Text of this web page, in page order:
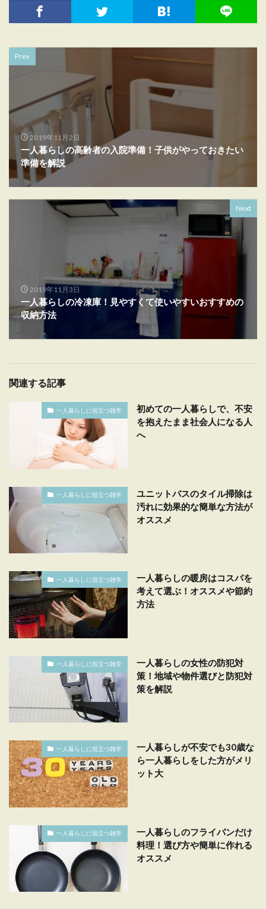
Prev
2019年11月2日
一人暮らしの高齢者の入院準備！子供がやっておきたい
準備を解説
Next
2019年11月3日
一人暮らしの冷凍庫！見やすくて使いやすいおすすめの
収納方法
関連する記事
一人暮らしに役立つ雑学
初めての一人暮らしで、不安
を抱えたまま社会人になる人
へ
一人暮らしに役立つ雑学
ユニットバスのタイル掃除は
汚れに効果的な簡単な方法が
オススメ
一人暮らしに役立つ雑学
一人暮らしの暖房はコスパを
考えて選ぶ！オススメや節約
方法
一人暮らしに役立つ雑学
一人暮らしの女性の防犯対
策！地域や物件選びと防犯対
策を解説
一人暮らしに役立つ雑学
一人暮らしが不安でも30歳な
ら一人暮らしをした方がメリ
ット大
一人暮らしに役立つ雑学
一人暮らしのフライパンだけ
料理！選び方や簡単に作れる
オススメ